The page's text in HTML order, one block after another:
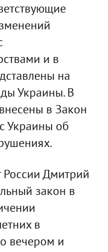
и в
на
Украины. В
в Закон
Украины об
Дмитрий
закон в
в
вечером и